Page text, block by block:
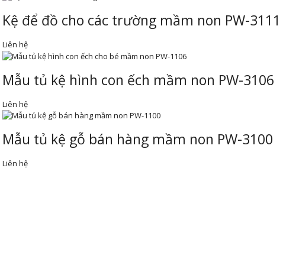
Kệ để đồ cho các trường mầm non PW-3111
Liên hệ
Mẫu tủ kệ hình con ếch mầm non PW-3106
Liên hệ
Mẫu tủ kệ gỗ bán hàng mầm non PW-3100
Liên hệ